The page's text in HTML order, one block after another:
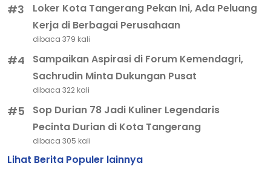
#3
Loker Kota Tangerang Pekan Ini, Ada Peluang
Kerja di Berbagai Perusahaan
dibaca 379 kali
#4
Sampaikan Aspirasi di Forum Kemendagri,
Sachrudin Minta Dukungan Pusat
dibaca 322 kali
#5
Sop Durian 78 Jadi Kuliner Legendaris
Pecinta Durian di Kota Tangerang
dibaca 305 kali
Lihat Berita Populer lainnya